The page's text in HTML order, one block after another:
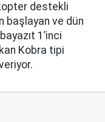
destekli
başlayan ve dün
1’inci
Kobra tipi